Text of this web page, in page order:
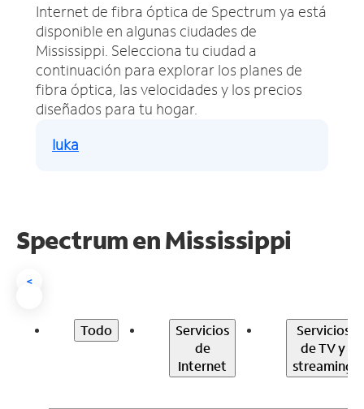
Internet de fibra óptica de Spectrum ya está
disponible en algunas ciudades de
Mississippi. Selecciona tu ciudad a
continuación para explorar los planes de
fibra óptica, las velocidades y los precios
diseñados para tu hogar.
Iuka
Spectrum enMississippi
<
Todo
Servicios
de
Internet
Servicios
de TV y
streaming